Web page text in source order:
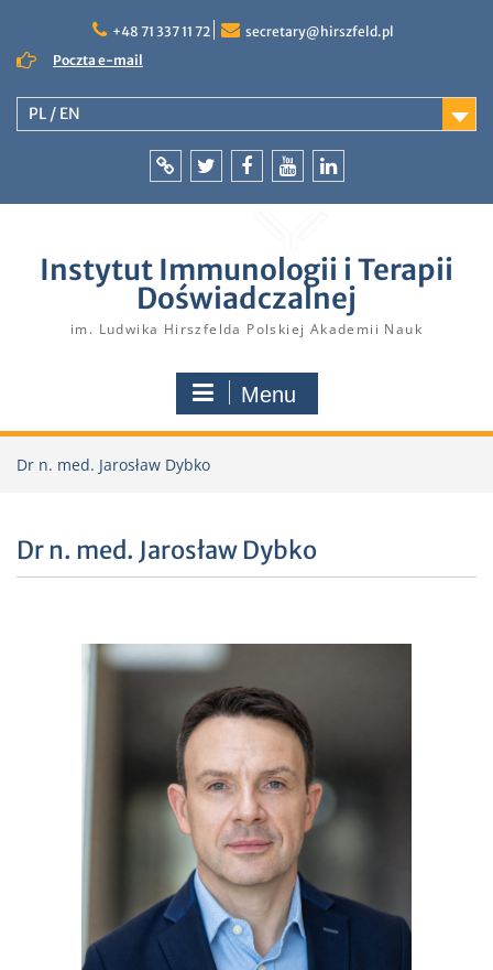
content
+48 71 337 11 72
secretary@hirszfeld.pl
Poczta e-mail
PL / EN
Instytut Immunologii i Terapii
Doświadczalnej
im. Ludwika Hirszfelda Polskiej Akademii Nauk
Menu
Dr n. med. Jarosław Dybko
Dr n. med. Jarosław Dybko